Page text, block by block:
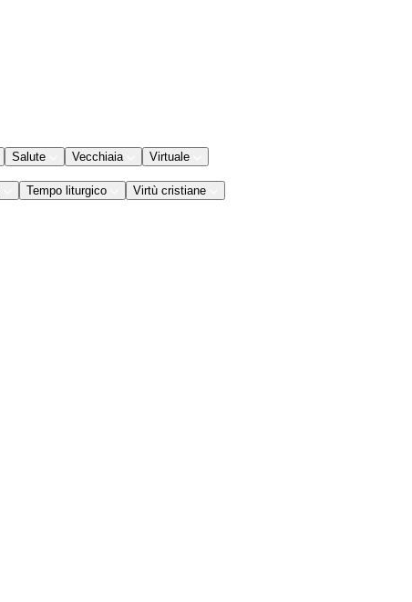
Salute Vecchiaia Virtuale
Tempo liturgico Virtù cristiane